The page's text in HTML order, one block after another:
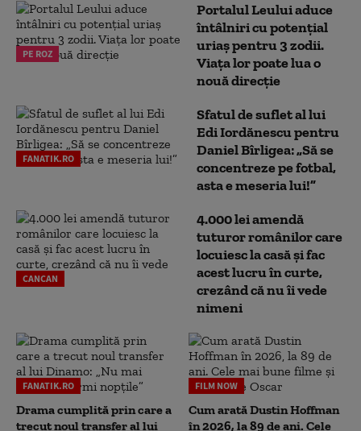
PE ROZ
Portalul Leului aduce
întâlniri cu potențial
uriaș pentru 3 zodii.
Viața lor poate lua o
nouă direcție
FANATIK.RO
Sfatul de suflet al lui
Edi Iordănescu pentru
Daniel Bîrligea: „Să se
concentreze pe fotbal,
asta e meseria lui!”
CANCAN
4.000 lei amendă
tuturor românilor care
locuiesc la casă și fac
acest lucru în curte,
crezând că nu îi vede
nimeni
FANATIK.RO
Drama cumplită prin care a
trecut noul transfer al lui
FILM NOW
Cum arată Dustin Hoffman
în 2026, la 89 de ani. Cele